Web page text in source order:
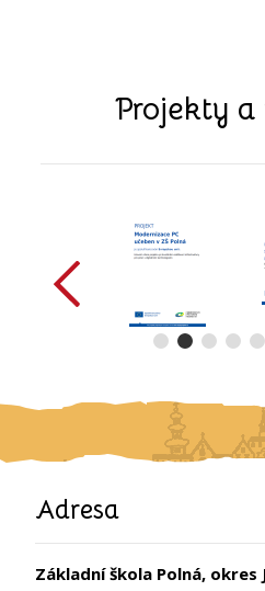
Projekty
předchozí
Adresa
Základní škola Polná, okres